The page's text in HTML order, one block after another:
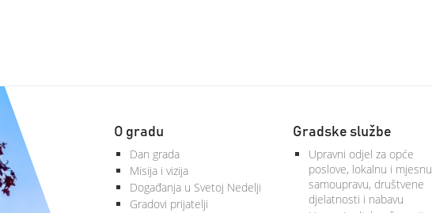
O gradu
Dan grada
Misija i vizija
Događanja u Svetoj Nedelji
Gradovi prijatelji
Gradske službe
Upravni odjel za opće
poslove, lokalnu i mjesnu
samoupravu, društvene
djelatnosti i nabavu